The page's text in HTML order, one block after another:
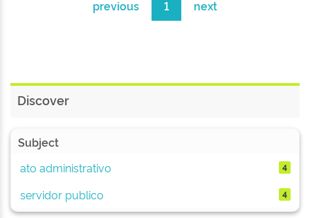
previous 1 next
Discover
Subject
ato administrativo
4
servidor publico 4